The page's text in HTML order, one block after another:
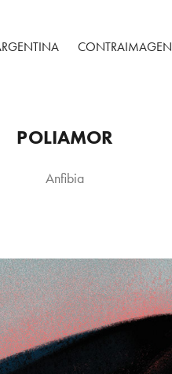
CONTRAIMAGEN
POLIAMOR
Anfibia